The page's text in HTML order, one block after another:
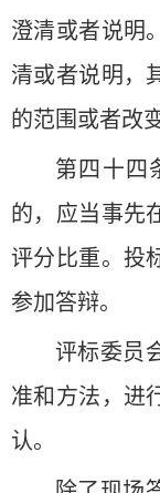
澄清或者说明
清或者说明，
的范围或者改
第四十四
的，应当事先
评分比重。投
参加答辩。
评标委员
准和方法，进
认。